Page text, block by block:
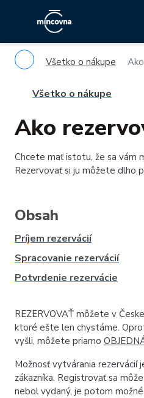
Všetko o nákupe
Všetko o nákupe
Ako
Chcete mať istotu, že sa vám
Rezervovať si ju môžete dlho
Obsah
Príjem rezervácií
Spracovanie rezervácií
Potvrdenie rezervácie
REZERVOVAŤ môžete v
ktoré ešte len chystáme.
vyšli, môžete priamo
Možnosť vytvárania rezervácií
zákazníka. Registrovať sa
nebol vydaný, je potom